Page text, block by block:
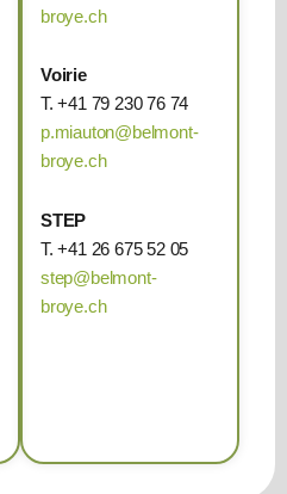
broye.ch
Voirie
T. +41 79 230 76 74
p.miauton@belmont-
broye.ch
STEP
T. +41 26 675 52 05
step@belmont-
broye.ch